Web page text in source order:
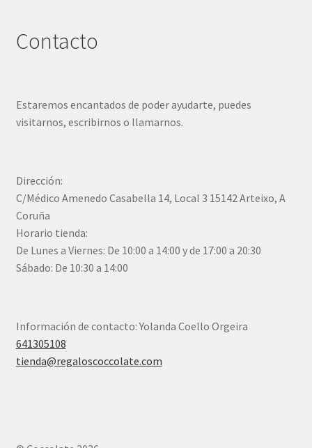
Contacto
Estaremos encantados de poder ayudarte, puedes
visitarnos, escribirnos o llamarnos.
Dirección:
C/Médico Amenedo Casabella 14, Local 3 15142 Arteixo, A
Coruña
Horario tienda:
De Lunes a Viernes: De 10:00 a 14:00 y de 17:00 a 20:30
Sábado: De 10:30 a 14:00
Información de contacto: Yolanda Coello Orgeira
641305108
tienda@regaloscoccolate.com